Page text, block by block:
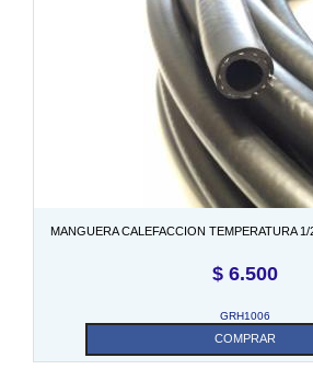
MANGUERA CALEFACCION TEMPERATURA
$ 6.500
GRH1006
COMPRAR